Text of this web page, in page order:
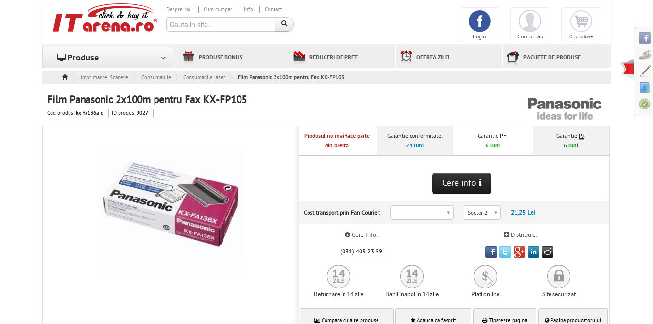
Despre Noi Cum cumpar Info Contact
0 produse
Contul tau
Login
Produse PRODUSE BONUS REDUCERI DE PRET OFERTA ZILEI PACHETE DE PRODUSE
Imprimante, Scanere & Consumabile
Consumabile Consumabile laser Film Panasonic 2x100m pentru Fax KX-FP105
Film Panasonic 2x100m pentru Fax KX-FP105
Cod produs: kx-fa136a-e ID produs:9027
Produsul nu mai face parte
din oferta
Garantie conformitate:
24 luni
Garantie PF:
6 luni
Garantie PJ:
6 luni
Cere info
Cost transport prin Fan Courier: Sector 2 21,25 Lei
Cere Info: Distribuie:
(031) 405.23.59
Returnare in 14 zile Banii inapoi in 14 zile Plati online Site securizat
Compara cu alte produse Adauga ca favorit Tipareste pagina Pagina producatorului